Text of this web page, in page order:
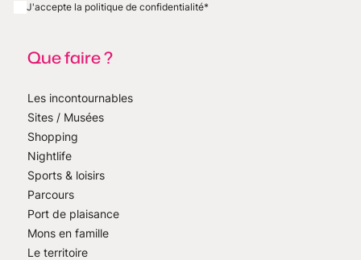
J'accepte la politique de confidentialité*
Que faire ?
Les incontournables
Sites / Musées
Shopping
Nightlife
Sports & loisirs
Parcours
Port de plaisance
Mons en famille
Le territoire